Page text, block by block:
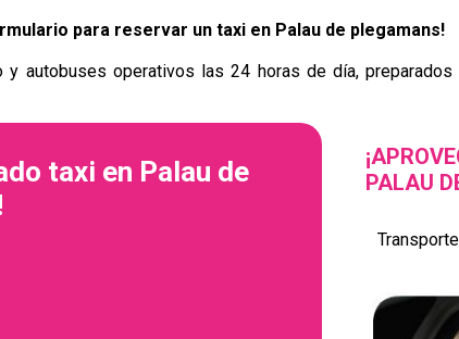
para reservar un taxi en Palau de plegamans!
autobuses operativos las 24 horas de día,
taxi en Palau de
PALAU